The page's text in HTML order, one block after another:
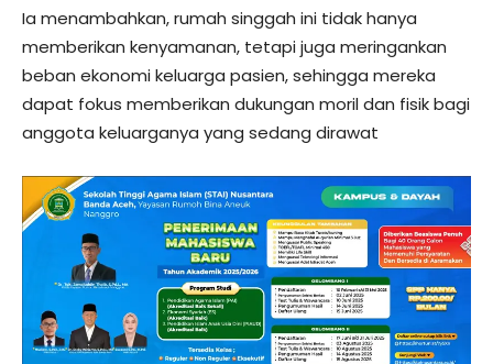
Ia menambahkan, rumah singgah ini tidak hanya
memberikan kenyamanan, tetapi juga meringankan
beban ekonomi keluarga pasien, sehingga mereka
dapat fokus memberikan dukungan moril dan fisik bagi
anggota keluarganya yang sedang dirawat